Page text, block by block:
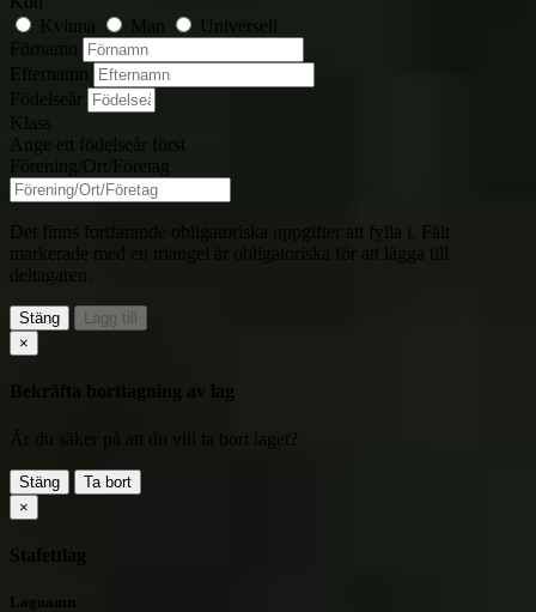
Kvinna
Man
Universell
Förnamn
Efternamn
Födelseår
Klass
Ange ett födelseår först
Förening/Ort/Företag
Det finns fortfarande obligatoriska uppgifter att fylla i. Fält
markerade med en triangel
är obligatoriska för att lägga till
deltagaren.
Stäng
Lägg till
×
Bekräfta borttagning av lag
Är du säker på att du vill ta bort laget?
Stäng
Ta bort
×
Stafettlag
Lagnamn